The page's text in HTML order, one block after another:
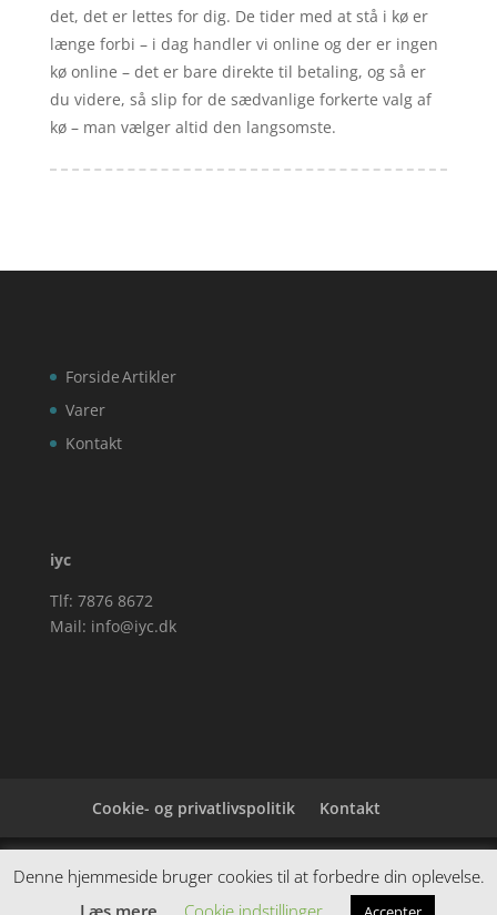
det, det er lettes for dig. De tider med at stå i kø er
længe forbi – i dag handler vi online og der er ingen
kø online – det er bare direkte til betaling, og så er
du videre, så slip for de sædvanlige forkerte valg af
kø – man vælger altid den langsomste.
Forside
Varer
Kontakt
Artikler
iyc
Tlf: 7876 8672
Mail: info@iyc.dk
Cookie- og privatlivspolitik Kontakt
Denne hjemmeside samler et bredt udvalg af
spændende varer. Siden er et affiiliatesite, og nogle
Denne hjemmeside bruger cookies til at forbedre din oplevelse.
Læs mere
Cookie indstillinger